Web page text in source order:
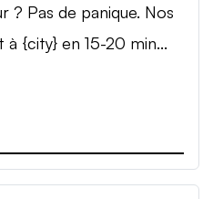
? Pas de panique. Nos
{city} en 15-20 min...